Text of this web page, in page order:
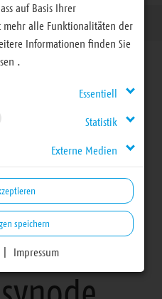
29.
zur 29. Landessynode
auf Basis Ihrer
alle Funktionalitäten der
Informationen finden Sie
.
Essentiell
Statistik
Externe Medien
speichern
Impressum